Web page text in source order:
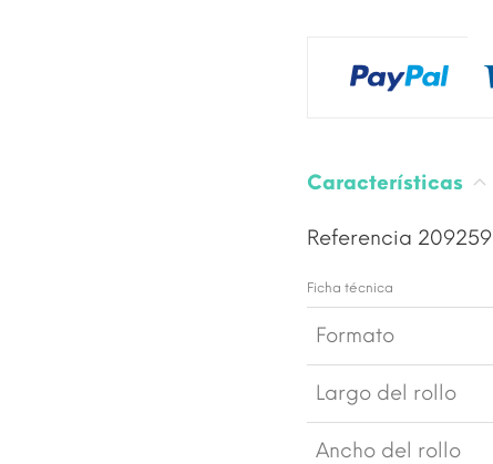
Características
Referencia 209259
Ficha técnica
Formato
Largo del rollo
Ancho del rollo